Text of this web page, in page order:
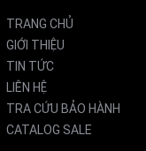
TRANG CHỦ
GIỚI THIỆU
TIN TỨC
LIÊN HỆ
TRA CỨU BẢO HÀNH
CATALOG SALE